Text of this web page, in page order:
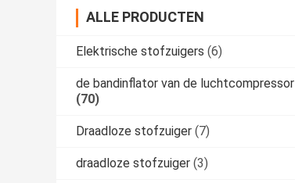
ALLE PRODUCTEN
Elektrische stofzuigers (6)
de bandinflator van de luchtcompressor
(70)
Draadloze stofzuiger (7)
draadloze stofzuiger (3)